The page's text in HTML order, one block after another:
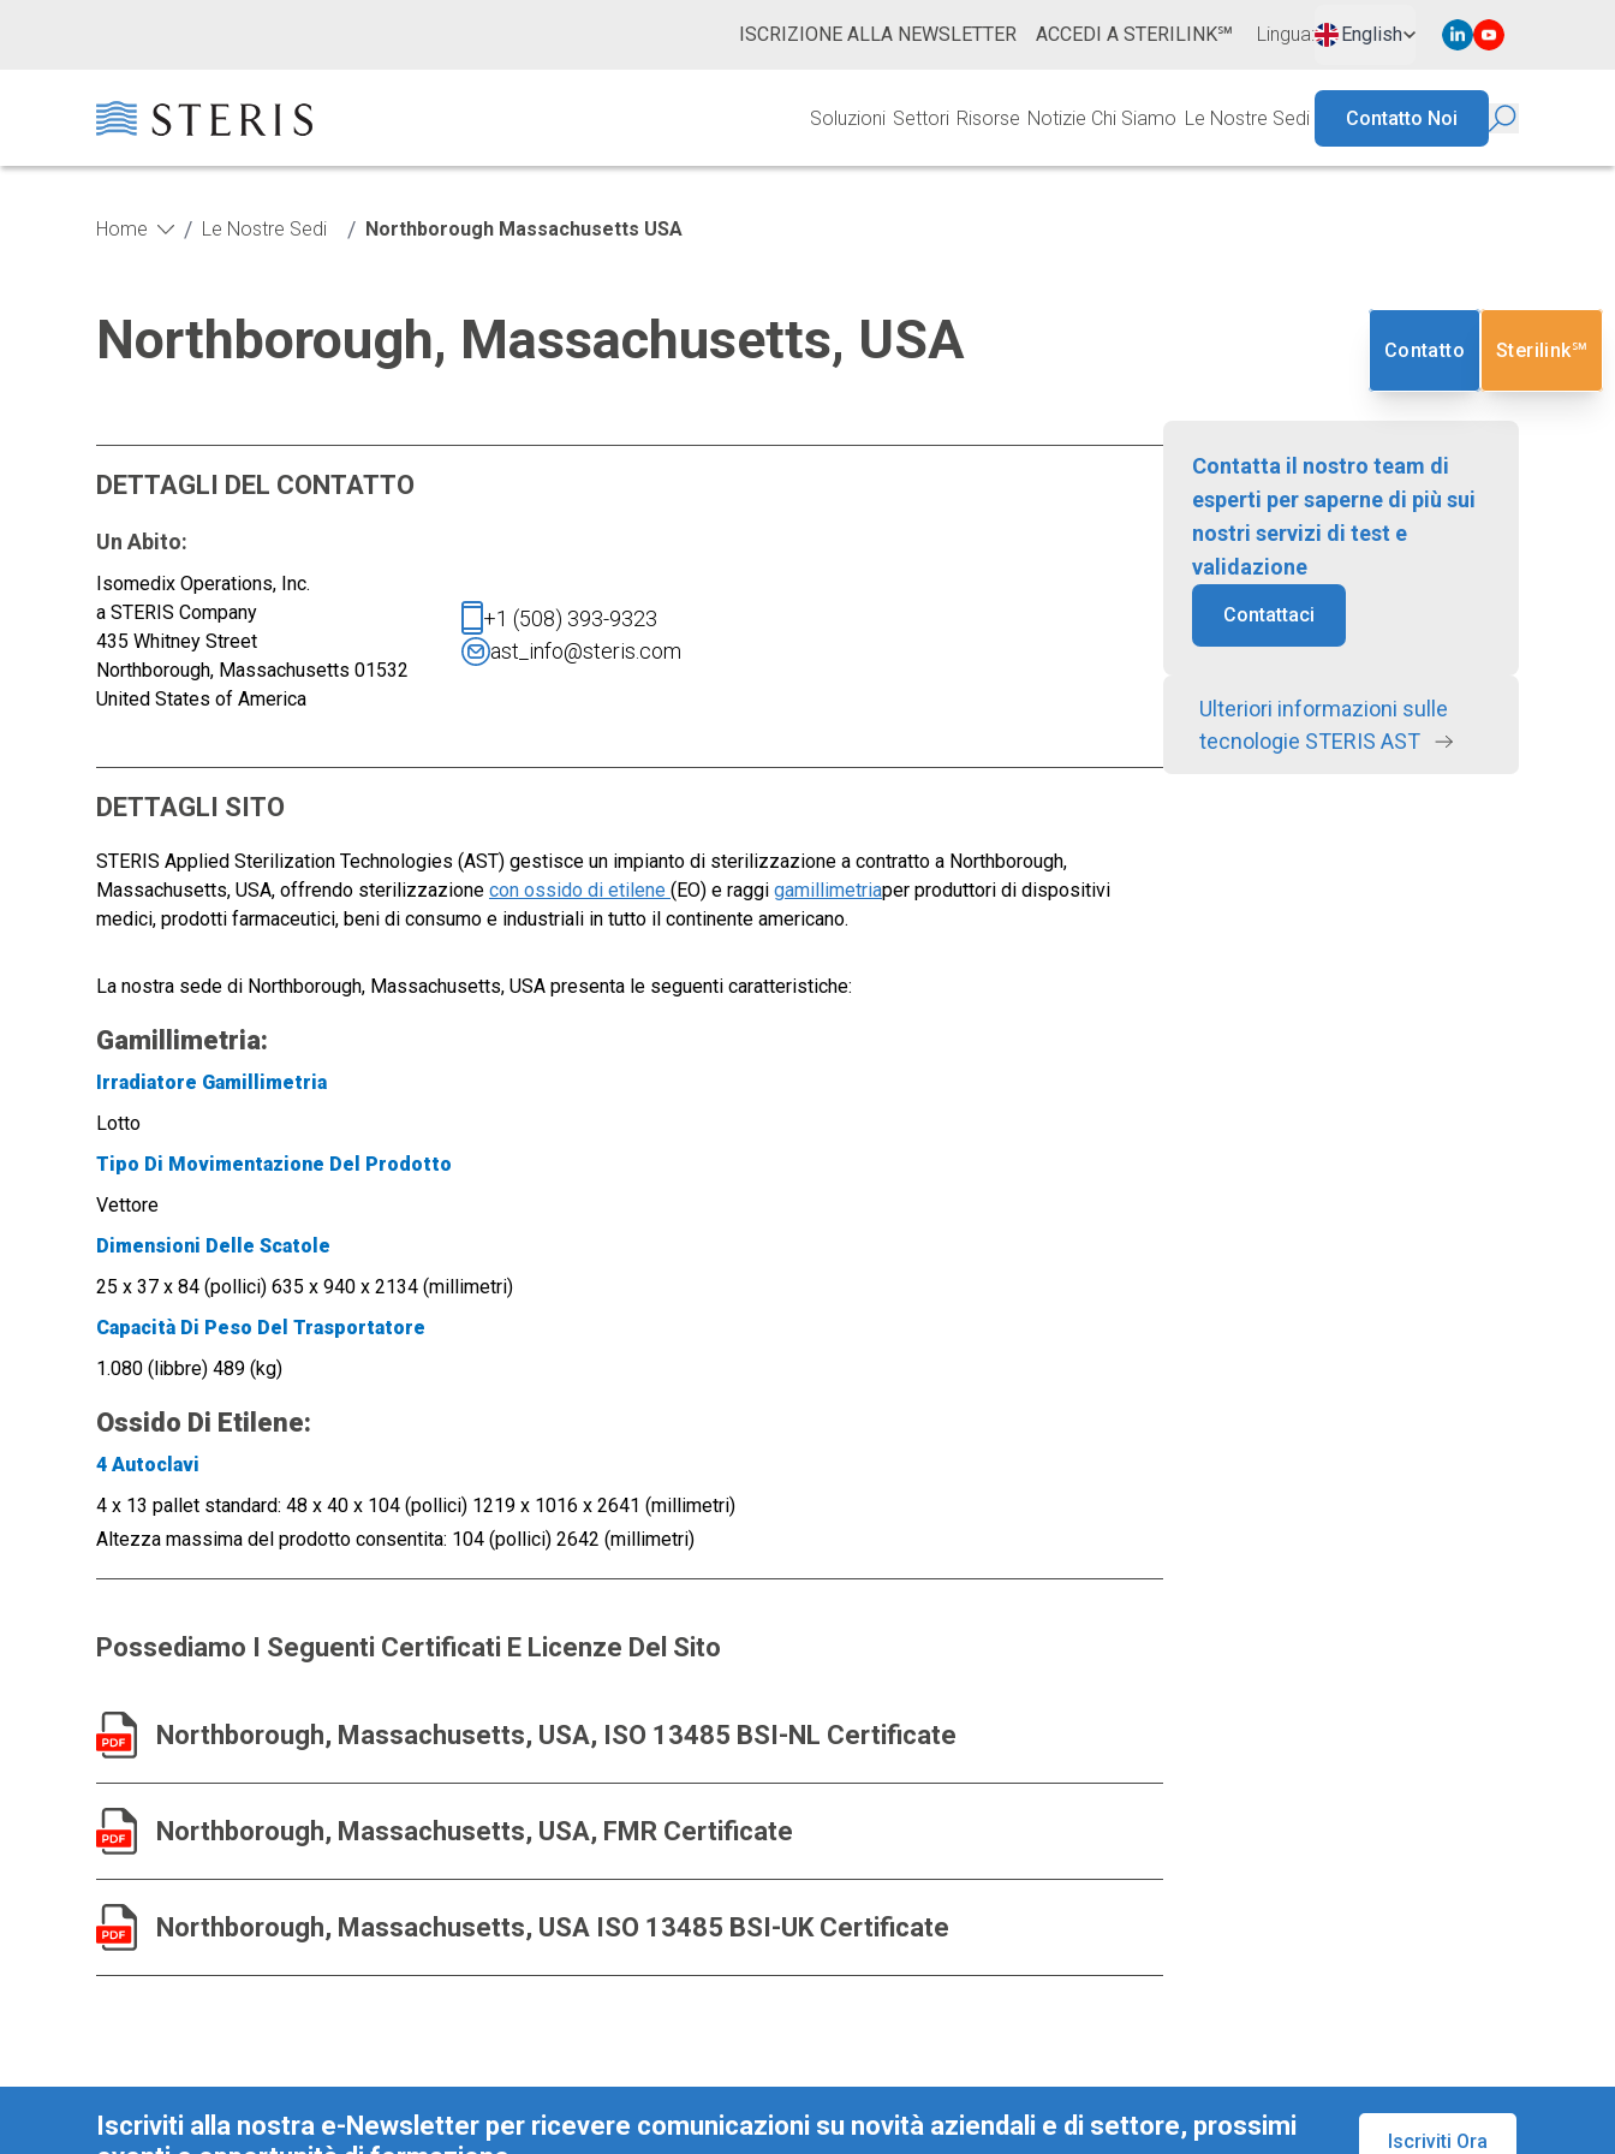
ISCRIZIONE ALLA NEWSLETTER ACCEDI A STERILINK℠ Lingua: English
Soluzioni Settori Risorse Notizie Chi Siamo Le Nostre Sedi Contatto Noi
Home / Le Nostre Sedi / Northborough Massachusetts USA
Northborough, Massachusetts, USA
DETTAGLI DEL CONTATTO
Un Abito:
Isomedix Operations, Inc.
a STERIS Company
435 Whitney Street
Northborough, Massachusetts 01532
United States of America
+1 (508) 393-9323
ast_info@steris.com
DETTAGLI SITO
STERIS Applied Sterilization Technologies (AST) gestisce un impianto di sterilizzazione a contratto a Northborough,
Massachusetts, USA, offrendo sterilizzazione con ossido di etilene (EO) e raggi gamillimetriaper produttori di dispositivi
medici, prodotti farmaceutici, beni di consumo e industriali in tutto il continente americano.
La nostra sede di Northborough, Massachusetts, USA presenta le seguenti caratteristiche:
Gamillimetria:
Irradiatore Gamillimetria
Lotto
Tipo Di Movimentazione Del Prodotto
Vettore
Dimensioni Delle Scatole
25 x 37 x 84 (pollici) 635 x 940 x 2134 (millimetri)
Capacità Di Peso Del Trasportatore
1.080 (libbre) 489 (kg)
Ossido Di Etilene:
4 Autoclavi
4 x 13 pallet standard: 48 x 40 x 104 (pollici) 1219 x 1016 x 2641 (millimetri)
Altezza massima del prodotto consentita: 104 (pollici) 2642 (millimetri)
Possediamo I Seguenti Certificati E Licenze Del Sito
Northborough, Massachusetts, USA, ISO 13485 BSI-NL Certificate
Northborough, Massachusetts, USA, FMR Certificate
Northborough, Massachusetts, USA ISO 13485 BSI-UK Certificate
Contatta il nostro team di
esperti per saperne di più sui
nostri servizi di test e
validazione
Contattaci
Ulteriori informazioni sulle
tecnologie STERIS AST
Contatto Sterilink℠
Iscriviti alla nostra e-Newsletter per ricevere comunicazioni su novità aziendali e di settore, prossimi
Iscriviti Ora